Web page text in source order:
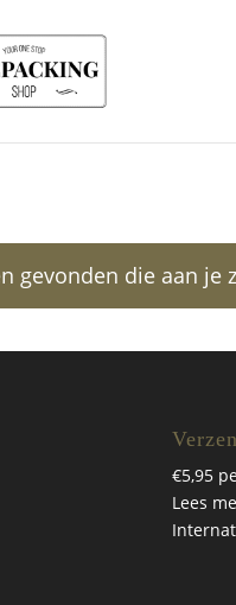
gevonden die aan je
€5,95
Lees